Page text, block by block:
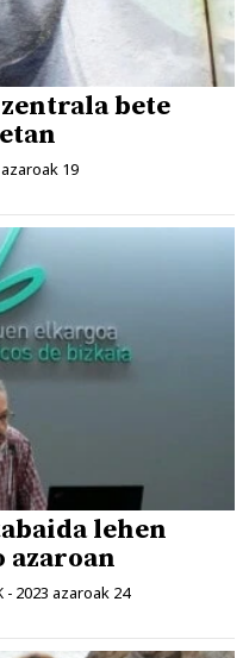
bete
19
lehen
azaroan
- 2023 azaroak 24